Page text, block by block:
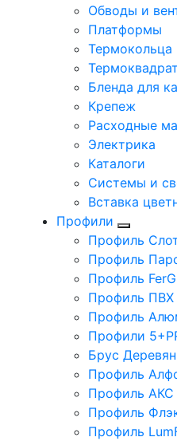
Обводы и
Платформы
Термокольца
Бленда для
Крепеж
Расходные
Электрика
Каталоги
Системы и
Вставка
Профили
Профиль
Профиль
Профиль
Профиль ПВХ
Профиль
Профили
Брус
Профиль
Профиль
Профиль
Профиль